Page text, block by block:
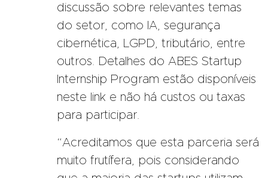
discussão sobre relevantes temas
do setor, como IA, segurança
cibernética, LGPD, tributário, entre
outros. Detalhes do ABES Startup
Internship Program estão disponíveis
neste link e não há custos ou taxas
para participar.
“Acreditamos que esta parceria será
muito frutífera, pois considerando